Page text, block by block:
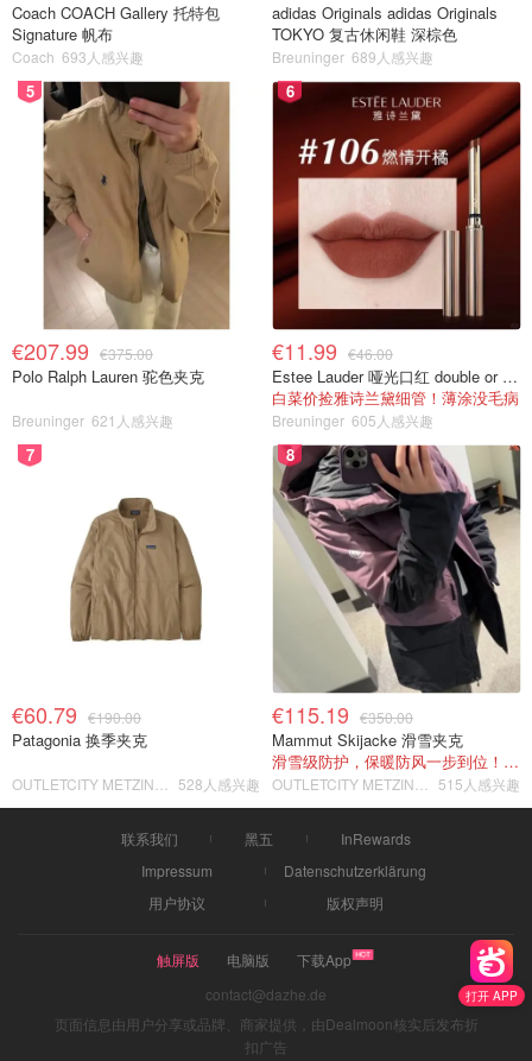
打开 APP
Coach COACH Gallery 托特包
Signature 帆布
Coach 693人感兴趣
adidas Originals adidas Originals
TOKYO 复古休闲鞋 深棕色
Breuninger 689人感兴趣
5
€207.99 €375.00
Polo Ralph Lauren 驼色夹克
Breuninger 621人感兴趣
6
€11.99 €46.00
Estee Lauder 哑光口红 double or nothing色号
白菜价捡雅诗兰黛细管！薄涂没毛病
Breuninger 605人感兴趣
7
€60.79 €190.00
Patagonia 换季夹克
528人感兴趣
8
€115.19 €350.00
Mammut Skijacke 滑雪夹克
滑雪级防护，保暖防风一步到位！仅剩s！
515人感兴趣
联系我们 黑五
InRewards
Impressum
Datenschutzerklärung
用户协议
版权声明
触屏版 电脑版
下载App
contact@dazhe.de
页面信息由用户分享或品牌、商家提供，由Dealmoon核实后发布折
扣广告